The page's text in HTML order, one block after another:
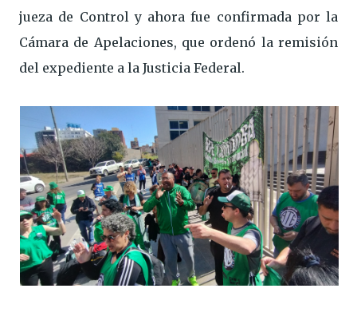
jueza de Control y ahora fue confirmada por la
Cámara de Apelaciones, que ordenó la remisión
del expediente a la Justicia Federal.